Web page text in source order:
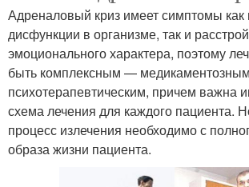
Адреналовый криз имеет симптомы как
дисфункции в организме, так и
эмоционального характера, поэтому
быть комплексным —
психотерапевтическим, причем важна
схема лечения для каждого пациента.
процесс излечения необходимо с
образа жизни пациента.